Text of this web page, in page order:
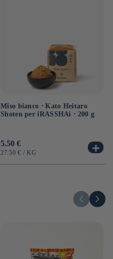
Miso bianco ⋅ Kato Heitaro
Shoten per iRASSHAi ⋅ 200 g
Prezzo
di
5.50 €
PREZZO
27.50 € / PER
KG